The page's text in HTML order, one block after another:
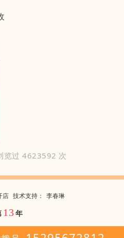
览过 4623592 次
店 技术支持 ： 李春琳
13年